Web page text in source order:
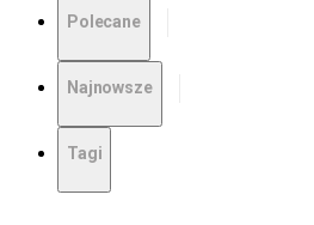
Polecane
Najnowsze
Tagi